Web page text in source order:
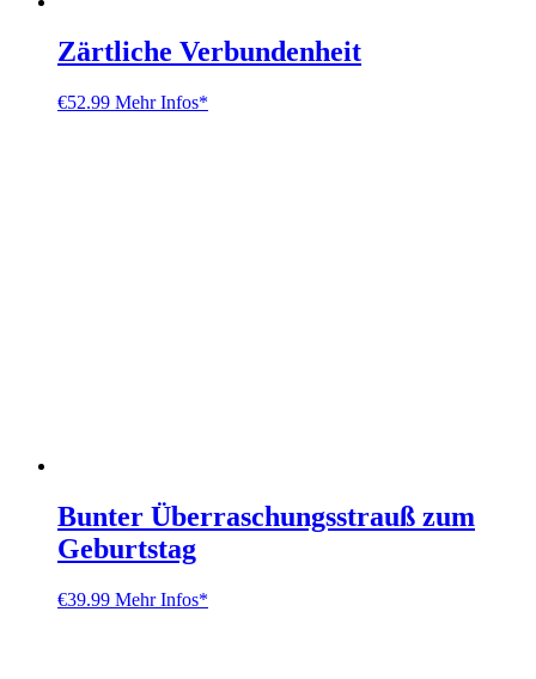
Zärtliche Verbundenheit
€52.99 Mehr Infos*
Bunter Überraschungsstrauß zum
Geburtstag
€39.99 Mehr Infos*